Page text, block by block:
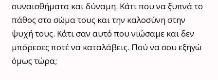
συναισθήματα και δύναμη. Κάτι που να ξυπνά το
πάθος στο σώμα τους και την καλοσύνη στην
ψυχή τους. Κάτι σαν αυτό που νιώσαμε και δεν
μπόρεσες ποτέ να καταλάβεις. Πού να σου εξηγώ
όμως τώρα;